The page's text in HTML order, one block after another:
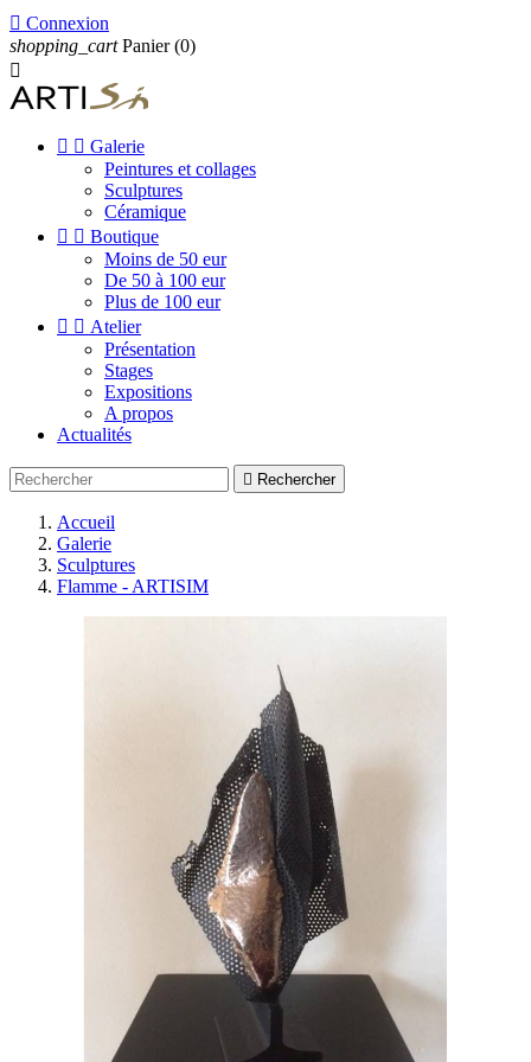
 Connexion
shopping_cart Panier (0)

  Galerie
Peintures et collages
Sculptures
Céramique
  Boutique
Moins de 50 eur
De 50 à 100 eur
Plus de 100 eur
  Atelier
Présentation
Stages
Expositions
A propos
Actualités
 Rechercher
Accueil
Galerie
Sculptures
Flamme - ARTISIM